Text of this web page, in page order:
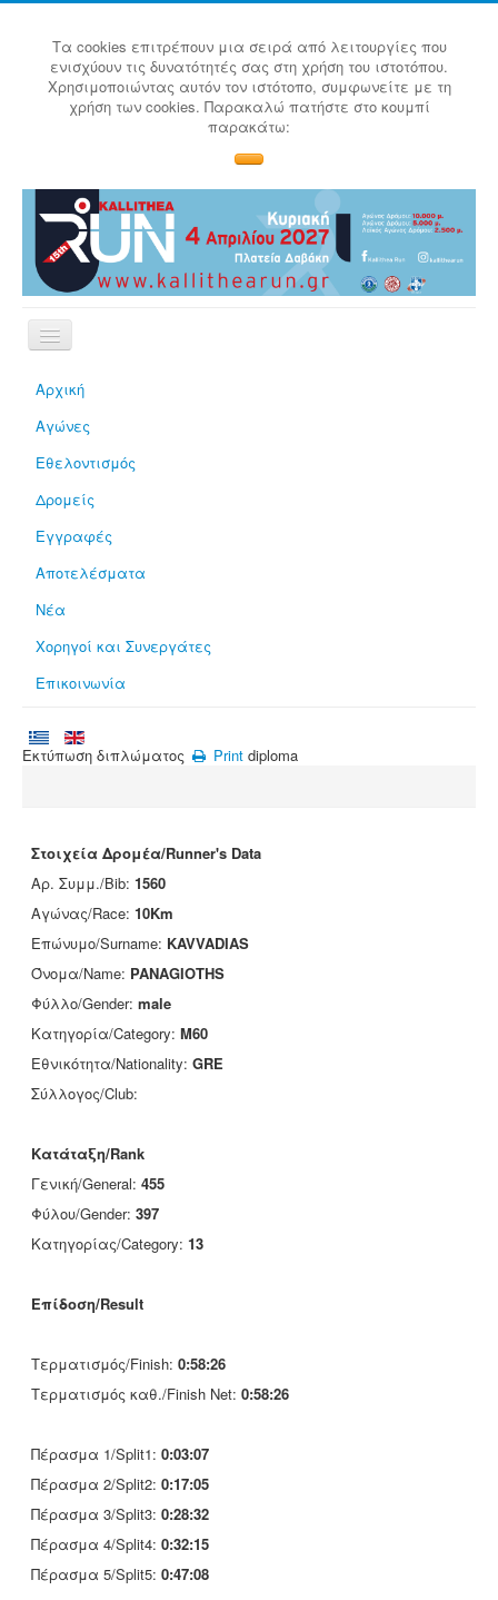
Τα cookies επιτρέπουν μια σειρά από λειτουργίες που
ενισχύουν τις δυνατότητές σας στη χρήση του ιστοτόπου.
Χρησιμοποιώντας αυτόν τον ιστότοπο, συμφωνείτε με τη
χρήση των cookies. Παρακαλώ πατήστε στο κουμπί
παρακάτω:
Αρχική
Αγώνες
Εθελοντισμός
Δρομείς
Εγγραφές
Αποτελέσματα
Νέα
Χορηγοί και Συνεργάτες
Επικοινωνία
Εκτύπωση διπλώματος Print diploma
Στοιχεία Δρομέα/Runner's Data
Αρ. Συμμ./Bib: 1560
Αγώνας/Race: 10Km
Επώνυμο/Surname: KAVVADIAS
Όνομα/Name: PANAGIOTHS
Φύλλο/Gender: male
Κατηγορία/Category: M60
Εθνικότητα/Nationality: GRE
Σύλλογος/Club:
Κατάταξη/Rank
Γενική/General: 455
Φύλου/Gender: 397
Κατηγορίας/Category: 13
Επίδοση/Result
Τερματισμός/Finish: 0:58:26
Τερματισμός καθ./Finish Net: 0:58:26
Πέρασμα 1/Split1: 0:03:07
Πέρασμα 2/Split2: 0:17:05
Πέρασμα 3/Split3: 0:28:32
Πέρασμα 4/Split4: 0:32:15
Πέρασμα 5/Split5: 0:47:08